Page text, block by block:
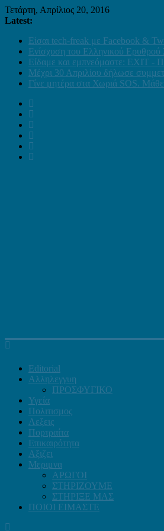
Τετάρτη, Απρίλιος 20, 2016
Latest:
Είσαι tech-freak με Facebook &
Ενίσχυση του Ελληνικού
Είδαμε και εμπνεόμαστε: EXIT -
Μέχρι 30 Απριλίου δήλωσε
Γίνε μητέρα στα Χωριά SOS.
Editorial
Αλληλεγγυη
ΠΡΟΣΦΥΓΙΚΟ
Υγεία
Πολιτισμος
Λεξεις
Πορτραίτα
Επικαιρότητα
Αξιζει
Μεριμνα
ΑΡΩΓΟΙ
ΣΤΗΡΙΖΟΥΜΕ
ΣΤΗΡΙΞΕ ΜΑΣ
ΠΟΙΟΙ ΕΙΜΑΣΤΕ